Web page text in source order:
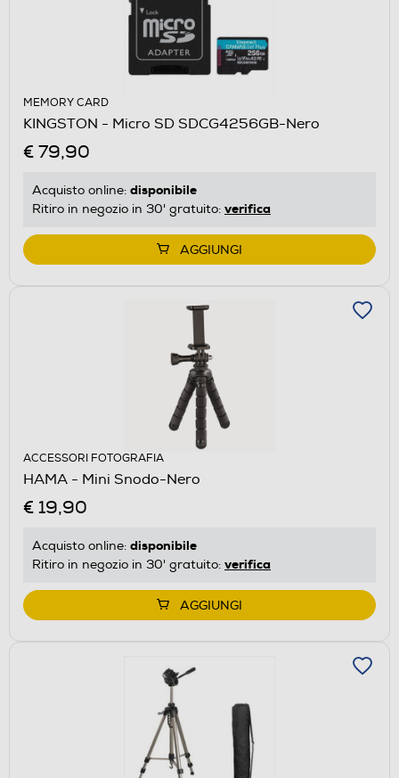
MEMORY CARD
KINGSTON - Micro SD SDCG4256GB-Nero
€ 79,90
Acquisto online: disponibile
Ritiro in negozio in 30' gratuito: verifica
AGGIUNGI
ACCESSORI FOTOGRAFIA
HAMA - Mini Snodo-Nero
€ 19,90
Acquisto online: disponibile
Ritiro in negozio in 30' gratuito: verifica
AGGIUNGI